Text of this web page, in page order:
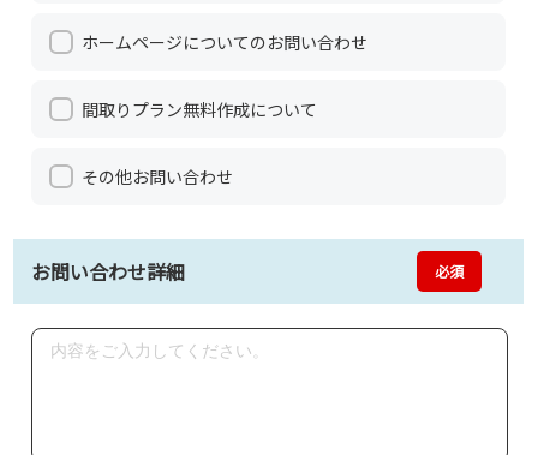
ホームページについてのお問い合わせ
間取りプラン無料作成について
その他お問い合わせ
お問い合わせ詳細 必須